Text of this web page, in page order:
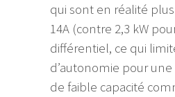
qui sont en réalité
14A (contre 2,3 kW
différentiel, ce qui
d’autonomie pour
de faible capacité